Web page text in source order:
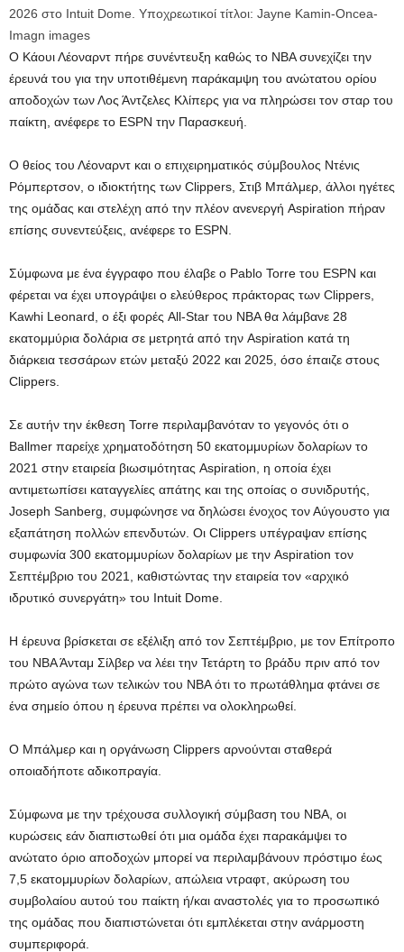
2026 στο Intuit Dome. Υποχρεωτικοί τίτλοι: Jayne Kamin-Oncea-
Imagn images
Ο Κάουι Λέοναρντ πήρε συνέντευξη καθώς το ΝΒΑ συνεχίζει την
έρευνά του για την υποτιθέμενη παράκαμψη του ανώτατου ορίου
αποδοχών των Λος Άντζελες Κλίπερς για να πληρώσει τον σταρ του
παίκτη, ανέφερε το ESPN την Παρασκευή.
Ο θείος του Λέοναρντ και ο επιχειρηματικός σύμβουλος Ντένις
Ρόμπερτσον, ο ιδιοκτήτης των Clippers, Στιβ Μπάλμερ, άλλοι ηγέτες
της ομάδας και στελέχη από την πλέον ανενεργή Aspiration πήραν
επίσης συνεντεύξεις, ανέφερε το ESPN.
Σύμφωνα με ένα έγγραφο που έλαβε ο Pablo Torre του ESPN και
φέρεται να έχει υπογράψει ο ελεύθερος πράκτορας των Clippers,
Kawhi Leonard, ο έξι φορές All-Star του NBA θα λάμβανε 28
εκατομμύρια δολάρια σε μετρητά από την Aspiration κατά τη
διάρκεια τεσσάρων ετών μεταξύ 2022 και 2025, όσο έπαιζε στους
Clippers.
Σε αυτήν την έκθεση Torre περιλαμβανόταν το γεγονός ότι ο
Ballmer παρείχε χρηματοδότηση 50 εκατομμυρίων δολαρίων το
2021 στην εταιρεία βιωσιμότητας Aspiration, η οποία έχει
αντιμετωπίσει καταγγελίες απάτης και της οποίας ο συνιδρυτής,
Joseph Sanberg, συμφώνησε να δηλώσει ένοχος τον Αύγουστο για
εξαπάτηση πολλών επενδυτών. Οι Clippers υπέγραψαν επίσης
συμφωνία 300 εκατομμυρίων δολαρίων με την Aspiration τον
Σεπτέμβριο του 2021, καθιστώντας την εταιρεία τον «αρχικό
ιδρυτικό συνεργάτη» του Intuit Dome.
Η έρευνα βρίσκεται σε εξέλιξη από τον Σεπτέμβριο, με τον Επίτροπο
του ΝΒΑ Άνταμ Σίλβερ να λέει την Τετάρτη το βράδυ πριν από τον
πρώτο αγώνα των τελικών του ΝΒΑ ότι το πρωτάθλημα φτάνει σε
ένα σημείο όπου η έρευνα πρέπει να ολοκληρωθεί.
Ο Μπάλμερ και η οργάνωση Clippers αρνούνται σταθερά
οποιαδήποτε αδικοπραγία.
Σύμφωνα με την τρέχουσα συλλογική σύμβαση του ΝΒΑ, οι
κυρώσεις εάν διαπιστωθεί ότι μια ομάδα έχει παρακάμψει το
ανώτατο όριο αποδοχών μπορεί να περιλαμβάνουν πρόστιμο έως
7,5 εκατομμυρίων δολαρίων, απώλεια ντραφτ, ακύρωση του
συμβολαίου αυτού του παίκτη ή/και αναστολές για το προσωπικό
της ομάδας που διαπιστώνεται ότι εμπλέκεται στην ανάρμοστη
συμπεριφορά.